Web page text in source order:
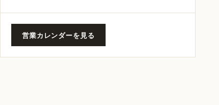
営業カレンダーを見る